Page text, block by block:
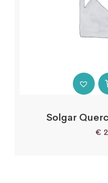
Solgar
€